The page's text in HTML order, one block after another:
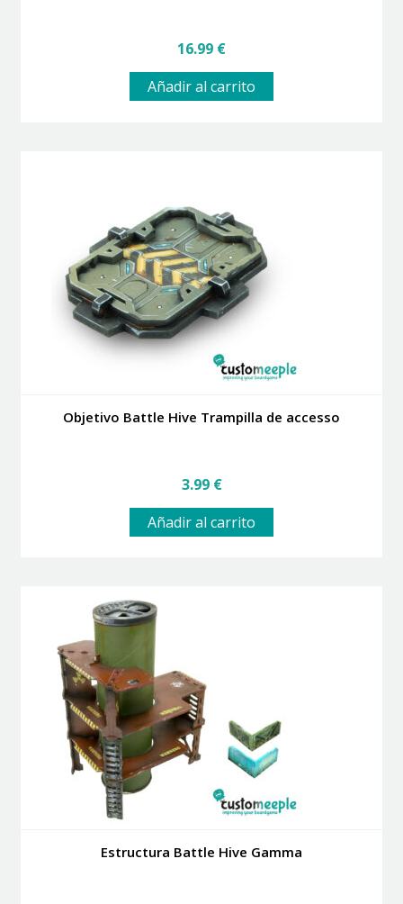
16.99 €
Añadir al carrito
Objetivo Battle Hive Trampilla de accesso
3.99 €
Añadir al carrito
Estructura Battle Hive Gamma